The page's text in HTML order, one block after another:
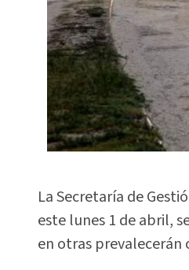
La Secretaría de
este lunes 1 de abril,
en otras prevalecerán